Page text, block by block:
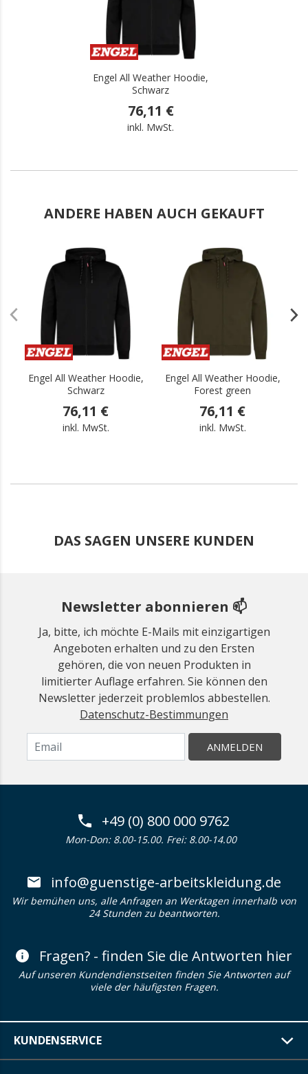
Engel All Weather Hoodie,
Schwarz
76,11 €
inkl. MwSt.
ANDERE HABEN AUCH GEKAUFT
Engel All Weather Hoodie,
Schwarz
76,11 €
inkl. MwSt.
Engel All Weather Hoodie,
Forest green
76,11 €
inkl. MwSt.
DAS SAGEN UNSERE KUNDEN
Newsletter abonnieren 📫
Ja, bitte, ich möchte E-Mails mit einzigartigen
Angeboten erhalten und zu den Ersten
gehören, die von neuen Produkten in
limitierter Auflage erfahren. Sie können den
Newsletter jederzeit problemlos abbestellen.
Datenschutz-Bestimmungen
ANMELDEN
+49 (0) 800 000 9762
Mon-Don: 8.00-15.00. Frei: 8.00-14.00
info@guenstige-arbeitskleidung.de
Wir bemühen uns, alle Anfragen an Werktagen innerhalb von
24 Stunden zu beantworten.
Fragen? - finden Sie die Antworten hier
Auf unseren Kundendienstseiten finden Sie Antworten auf
viele der häufigsten Fragen.
KUNDENSERVICE